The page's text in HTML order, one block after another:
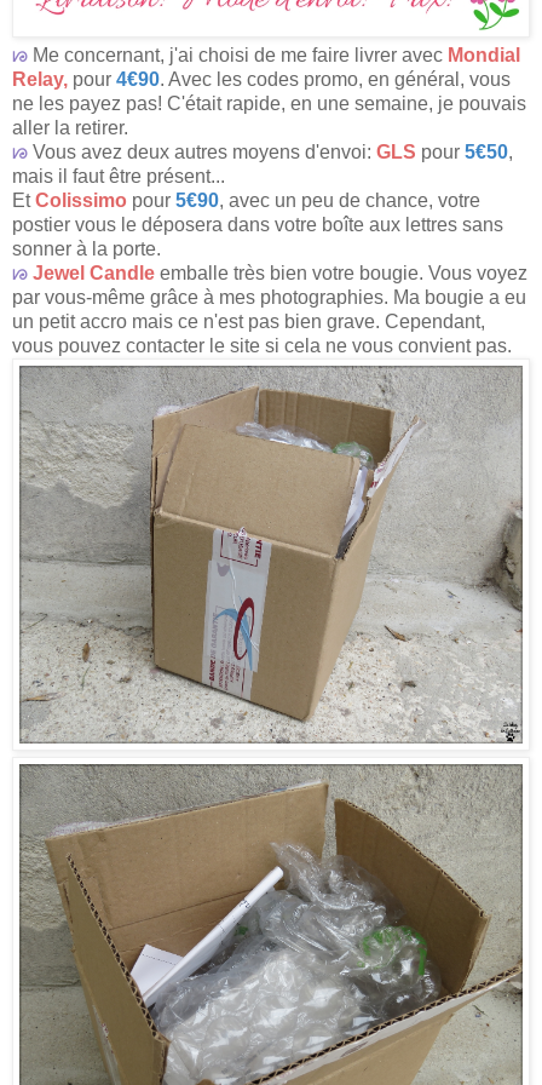
ᘙ Me concernant, j'ai choisi de me faire livrer avec Mondial
Relay, pour 4€90. Avec les codes promo, en général, vous
ne les payez pas! C'était rapide, en une semaine, je pouvais
aller la retirer.
ᘙ Vous avez deux autres moyens d'envoi: GLS pour 5€50,
mais il faut être présent...
EtColissimo pour 5€90, avec un peu de chance, votre
postier vous le déposera dans votre boîte aux lettres sans
sonner à la porte.
ᘙ Jewel Candle emballe très bien votre bougie. Vous voyez
par vous-même grâce à mes photographies. Ma bougie a eu
un petit accro mais ce n'est pas bien grave. Cependant,
vous pouvez contacter le site si cela ne vous convient pas.